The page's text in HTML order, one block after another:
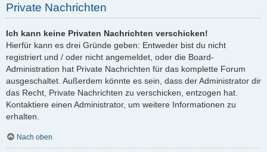
Private Nachrichten
Ich kann keine Privaten Nachrichten verschicken!
Hierfür kann es drei Gründe geben: Entweder bist du nicht
registriert und / oder nicht angemeldet, oder die Board-
Administration hat Private Nachrichten für das komplette Forum
ausgeschaltet. Außerdem könnte es sein, dass der Administrator dir
das Recht, Private Nachrichten zu verschicken, entzogen hat.
Kontaktiere einen Administrator, um weitere Informationen zu
erhalten.
Nach oben